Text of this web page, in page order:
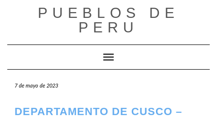
PUEBLOS DE
PERU
Cambiar modo de navegación
7 de mayo de 2023
DEPARTAMENTO DE CUSCO –